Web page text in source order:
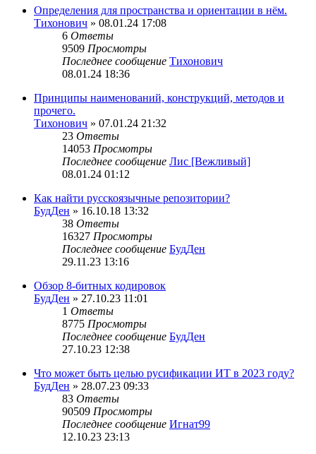
Определения для пространства и ориентации в нём.
Тихонович » 08.01.24 17:08
6 Ответы
9509 Просмотры
Последнее сообщение Тихонович
08.01.24 18:36
Принципы наименований, конструкций, методов и
прочего.
Тихонович » 07.01.24 21:32
23 Ответы
14053 Просмотры
Последнее сообщение Лис [Вежливый]
08.01.24 01:12
Как найти русскоязычные репозитории?
БудДен » 16.10.18 13:32
38 Ответы
16327 Просмотры
Последнее сообщение БудДен
29.11.23 13:16
Обзор 8-битных кодировок
БудДен » 27.10.23 11:01
1 Ответы
8775 Просмотры
Последнее сообщение БудДен
27.10.23 12:38
Что может быть целью русификации ИТ в 2023 году?
БудДен » 28.07.23 09:33
83 Ответы
90509 Просмотры
Последнее сообщение Игнат99
12.10.23 23:13